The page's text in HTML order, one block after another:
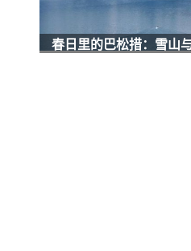
春日里的巴松措：雪山